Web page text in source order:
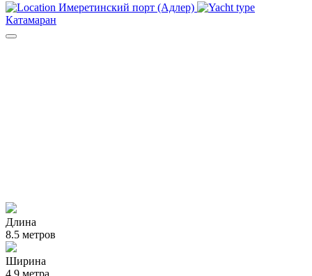
Имеретинский порт (Адлер)
Катамаран
Длина
8.5 метров
Ширина
4.9 метра